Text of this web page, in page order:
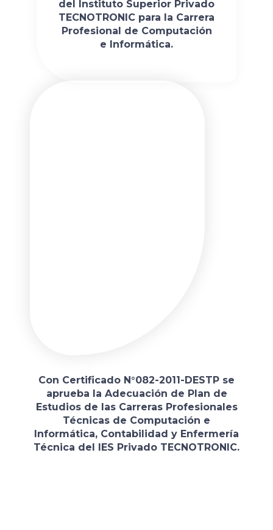
del Instituto Superior Privado
TECNOTRONIC para la Carrera
Profesional de Computación
e Informática.
Con Certificado N°082-2011-DESTP se
aprueba la Adecuación de Plan de
Estudios de las Carreras Profesionales
Técnicas de Computación e
Informática, Contabilidad y Enfermería
Técnica del IES Privado TECNOTRONIC.